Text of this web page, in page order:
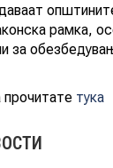
рамка,
за
тука